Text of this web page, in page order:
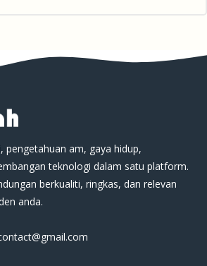
pengetahuan am, gaya hidup,
teknologi dalam satu platform.
berkualiti, ringkas, dan relevan
anda.